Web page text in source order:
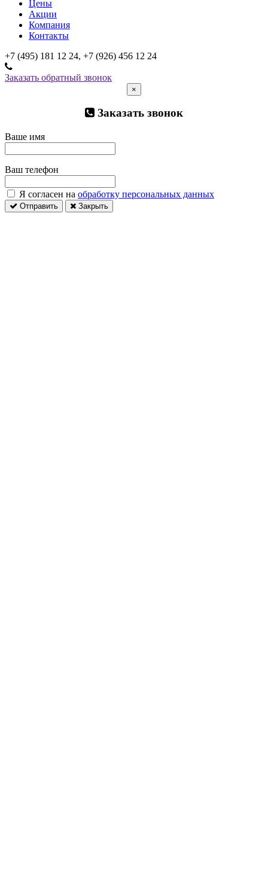
Цены
Акции
Компания
Контакты
+7 (495) 181 12 24, +7 (926) 456 12 24
Заказать обратный звонок
×
Заказать звонок
Ваше имя
Ваш телефон
Я согласен на обработку персональных данных
Отправить Закрыть